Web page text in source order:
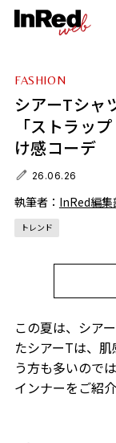
FASHION
シアーTシャ
「ストラッ
け感コーデ
26.06.26
執筆者： InRed編集
トレンド
この夏は、シア
たシアーTは、
う方も多いので
インナーをご紹介